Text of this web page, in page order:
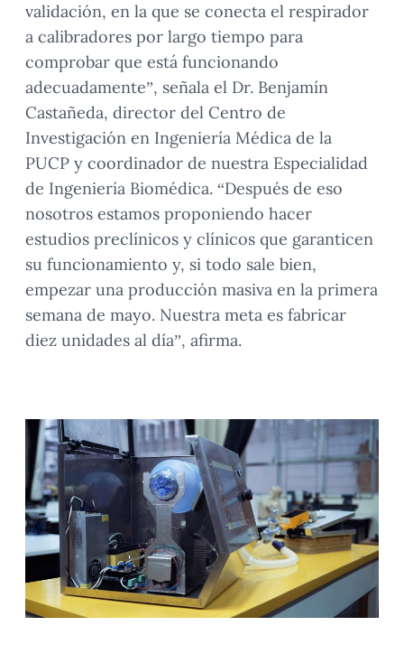
validación, en la que se conecta el respirador
a calibradores por largo tiempo para
comprobar que está funcionando
adecuadamente”, señala el Dr. Benjamín
Castañeda, director del Centro de
Investigación en Ingeniería Médica de la
PUCP y coordinador de nuestra Especialidad
de Ingeniería Biomédica. “Después de eso
nosotros estamos proponiendo hacer
estudios preclínicos y clínicos que garanticen
su funcionamiento y, si todo sale bien,
empezar una producción masiva en la primera
semana de mayo. Nuestra meta es fabricar
diez unidades al día”, afirma.